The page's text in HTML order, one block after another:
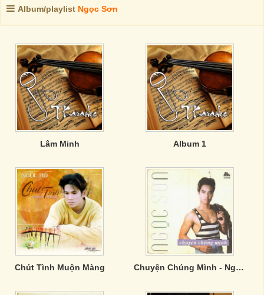
Album/playlist Ngọc Sơn
Lâm Minh Album 1
Chút Tình Muộn Màng Chuyện Chúng Mình - Ngọc Sơn